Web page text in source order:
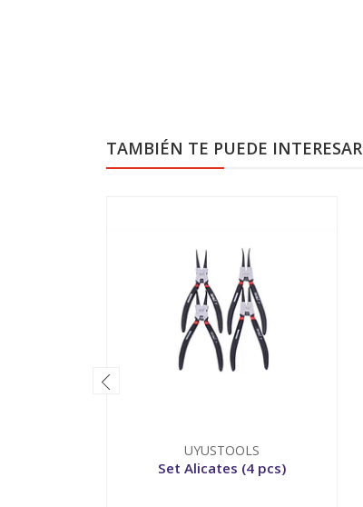
TAMBIÉN TE PUEDE INTERESAR
UYUSTOOLS
Set Alicates (4 pcs)